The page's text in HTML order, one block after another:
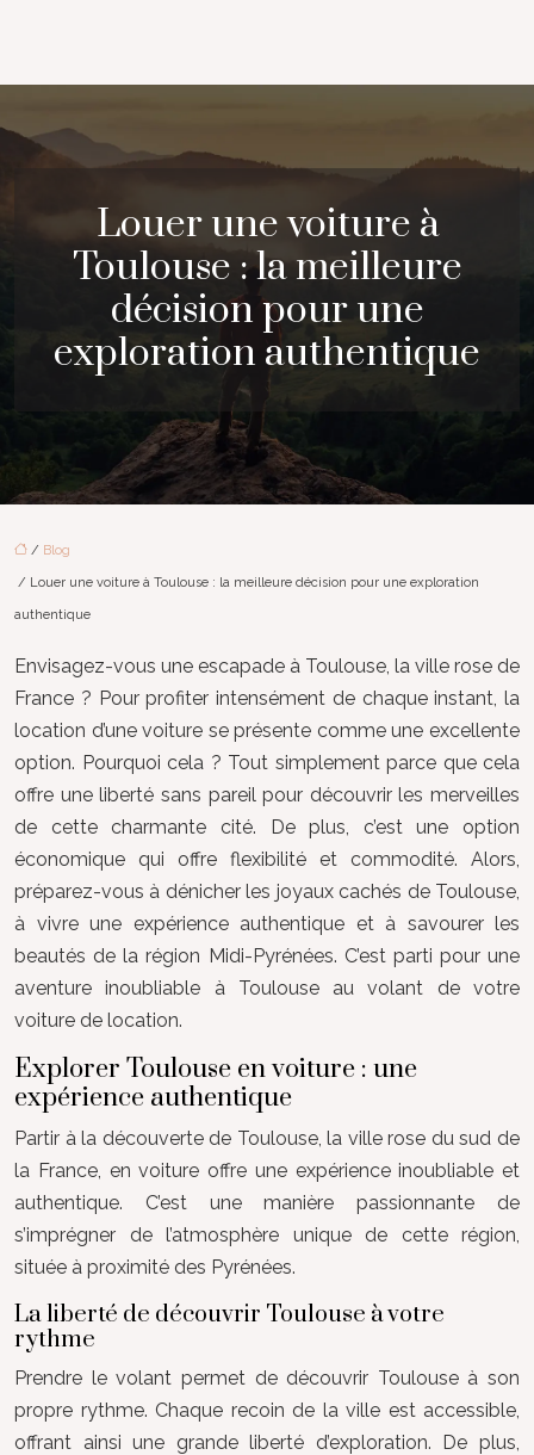
Louer une voiture à
Toulouse : la meilleure
décision pour une
exploration authentique
/ Blog
/ Louer une voiture à Toulouse : la meilleure décision pour une exploration
authentique
Envisagez-vous une escapade à Toulouse, la ville rose de
France ? Pour profiter intensément de chaque instant, la
location d’une voiture se présente comme une excellente
option. Pourquoi cela ? Tout simplement parce que cela
offre une liberté sans pareil pour découvrir les merveilles
de cette charmante cité. De plus, c’est une option
économique qui offre flexibilité et commodité. Alors,
préparez-vous à dénicher les joyaux cachés de Toulouse,
à vivre une expérience authentique et à savourer les
beautés de la région Midi-Pyrénées. C’est parti pour une
aventure inoubliable à Toulouse au volant de votre
voiture de location.
Explorer Toulouse en voiture : une
expérience authentique
Partir à la découverte de Toulouse, la ville rose du sud de
la France, en voiture offre une expérience inoubliable et
authentique. C’est une manière passionnante de
s’imprégner de l’atmosphère unique de cette région,
située à proximité des Pyrénées.
La liberté de découvrir Toulouse à votre
rythme
Prendre le volant permet de découvrir Toulouse à son
propre rythme. Chaque recoin de la ville est accessible,
offrant ainsi une grande liberté d’exploration. De plus,